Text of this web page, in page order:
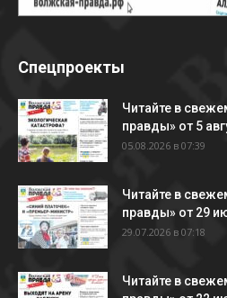
Спецпроекты
Читайте в
правды» от 5
05.08.2026 в 07:39
Читайте в
правды» от 29
29.07.2026 в 07:18
Читайте в